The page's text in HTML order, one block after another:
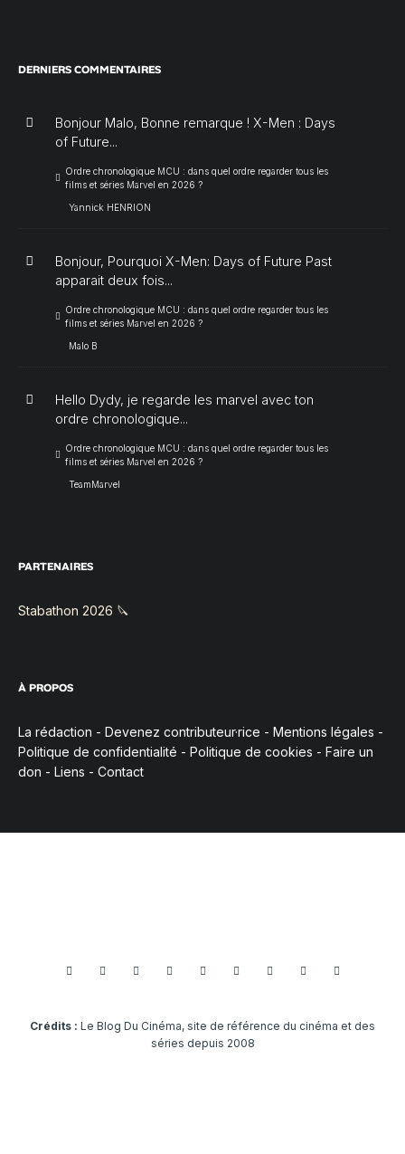
DERNIERS COMMENTAIRES
Bonjour Malo, Bonne remarque ! X-Men : Days
of Future...
Ordre chronologique MCU : dans quel ordre regarder tous les
films et séries Marvel en 2026 ?
Yannick HENRION
Bonjour, Pourquoi X-Men: Days of Future Past
apparait deux fois...
Ordre chronologique MCU : dans quel ordre regarder tous les
films et séries Marvel en 2026 ?
Malo B
Hello Dydy, je regarde les marvel avec ton
ordre chronologique...
Ordre chronologique MCU : dans quel ordre regarder tous les
films et séries Marvel en 2026 ?
TeamMarvel
PARTENAIRES
Stabathon 2026 🔪
À PROPOS
La rédaction - Devenez contributeur·rice - Mentions légales -
Politique de confidentialité - Politique de cookies - Faire un
don - Liens - Contact
Crédits : Le Blog Du Cinéma, site de référence du cinéma et des
séries depuis 2008